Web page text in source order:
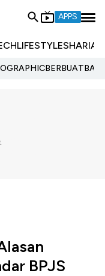
APPS
LIFESTYLESHARIA
BPJS